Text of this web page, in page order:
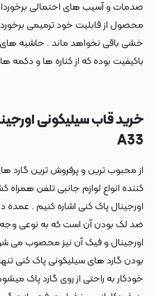
صدمات و آسیب های احتمالی
محصول از قابلیت خود ترمیمی
خشی باقی نخواهد ماند . حاشیه های
باکیفیت بوده که از کناره ها و
خرید قاب سیلیکونی
A33
از محبوب ترین و پرفروش ترین گارد
کننده انواع لوازم جانبی تلفن
اورجینال پاک کنی اشاره کنیم .
ضد لک بودن آن است که به نوعی
اورجینال و فیک آن نیز محصوب می
بودن گارد های سیلیکونی پاک کنی
خودکار به راحتی از روی گارد پاک